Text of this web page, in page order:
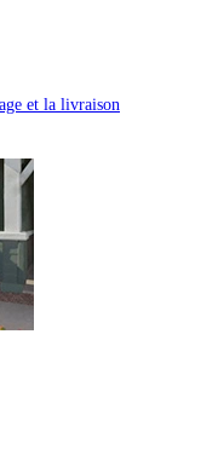
et la livraison